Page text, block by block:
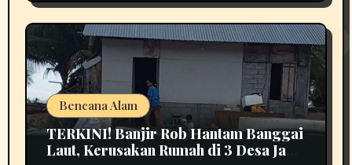
Bencana Alam
TERKINI! Banjir Rob Hantam Banggai
Laut, Kerusakan Rumah di 3 Desa Jadi